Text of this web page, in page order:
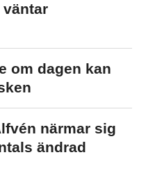
väntar
om dagen kan
närmar sig
ändrad